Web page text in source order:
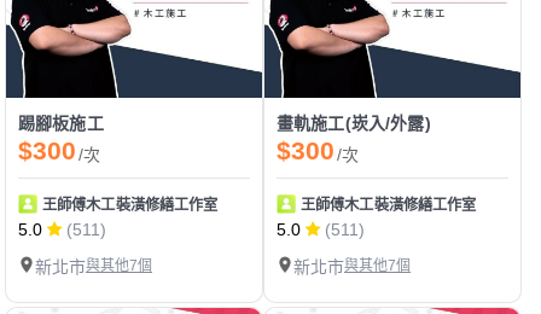
踢腳板施工
$300/次
王師傅木工裝潢修繕工作室
5.0
(511)
新北市與其他7個
畫軌施工(崁入/外露)
$300/次
王師傅木工裝潢修繕工作室
5.0
(511)
新北市與其他7個